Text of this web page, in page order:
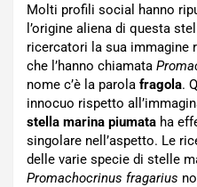
Molti profili social hanno
l’origine aliena di questa
ricercatori la sua immagine
che l’hanno chiamata
nome c’è la parola fragola.
innocuo rispetto
stella marina piumata ha
singolare nell’aspetto. Le
delle varie specie di stelle
Promachocrinus fragarius